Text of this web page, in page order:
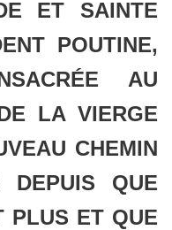
ET SAINTE
POUTINE,
AU
LA VIERGE
CHEMIN
DEPUIS QUE
PLUS ET QUE